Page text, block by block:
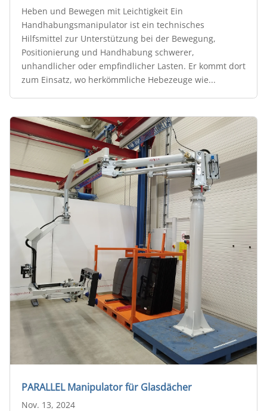
Heben und Bewegen mit Leichtigkeit Ein
Handhabungsmanipulator ist ein technisches
Hilfsmittel zur Unterstützung bei der Bewegung,
Positionierung und Handhabung schwerer,
unhandlicher oder empfindlicher Lasten. Er kommt dort
zum Einsatz, wo herkömmliche Hebezeuge wie...
PARALLEL Manipulator für Glasdächer
Nov. 13, 2024